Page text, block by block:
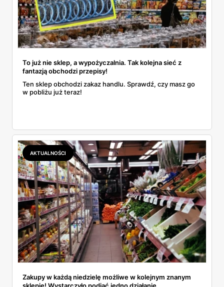
To już nie sklep, a wypożyczalnia. Tak kolejna sieć z
fantazją obchodzi przepisy!
Ten sklep obchodzi zakaz handlu. Sprawdź, czy masz go
w pobliżu już teraz!
AKTUALNOŚCI
Zakupy w każdą niedzielę możliwe w kolejnym znanym